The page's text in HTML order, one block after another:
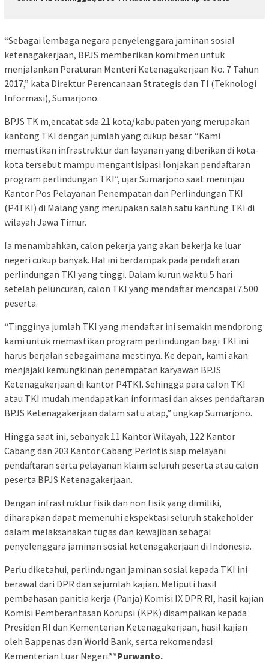
“Sebagai lembaga negara penyelenggara jaminan sosial
ketenagakerjaan, BPJS memberikan komitmen untuk
menjalankan Peraturan Menteri Ketenagakerjaan No. 7 Tahun
2017,” kata Direktur Perencanaan Strategis dan TI (Teknologi
Informasi), Sumarjono.
BPJS TK m,encatat sda 21 kota/kabupaten yang merupakan
kantong TKI dengan jumlah yang cukup besar. “Kami
memastikan infrastruktur dan layanan yang diberikan di kota-
kota tersebut mampu mengantisipasi lonjakan pendaftaran
program perlindungan TKI”, ujar Sumarjono saat meninjau
Kantor Pos Pelayanan Penempatan dan Perlindungan TKI
(P4TKI) di Malang yang merupakan salah satu kantung TKI di
wilayah Jawa Timur.
Ia menambahkan, calon pekerja yang akan bekerja ke luar
negeri cukup banyak. Hal ini berdampak pada pendaftaran
perlindungan TKI yang tinggi. Dalam kurun waktu 5 hari
setelah peluncuran, calon TKI yang mendaftar mencapai 7.500
peserta.
“Tingginya jumlah TKI yang mendaftar ini semakin mendorong
kami untuk memastikan program perlindungan bagi TKI ini
harus berjalan sebagaimana mestinya. Ke depan, kami akan
menjajaki kemungkinan penempatan karyawan BPJS
Ketenagakerjaan di kantor P4TKI. Sehingga para calon TKI
atau TKI mudah mendapatkan informasi dan akses pendaftaran
BPJS Ketenagakerjaan dalam satu atap,” ungkap Sumarjono.
Hingga saat ini, sebanyak 11 Kantor Wilayah, 122 Kantor
Cabang dan 203 Kantor Cabang Perintis siap melayani
pendaftaran serta pelayanan klaim seluruh peserta atau calon
peserta BPJS Ketenagakerjaan.
Dengan infrastruktur fisik dan non fisik yang dimiliki,
diharapkan dapat memenuhi ekspektasi seluruh stakeholder
dalam melaksanakan tugas dan kewajiban sebagai
penyelenggara jaminan sosial ketenagakerjaan di Indonesia.
Perlu diketahui, perlindungan jaminan sosial kepada TKI ini
berawal dari DPR dan sejumlah kajian. Meliputi hasil
pembahasan panitia kerja (Panja) Komisi IX DPR RI, hasil kajian
Komisi Pemberantasan Korupsi (KPK) disampaikan kepada
Presiden RI dan Kementerian Ketenagakerjaan, hasil kajian
oleh Bappenas dan World Bank, serta rekomendasi
Kementerian Luar Negeri.**Purwanto.